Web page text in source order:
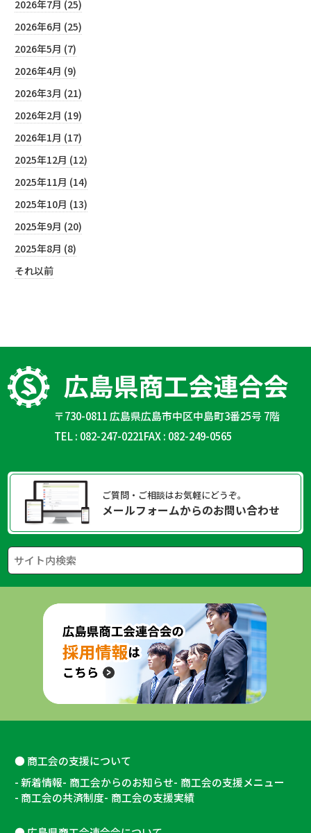
2026年7月 (25)
2026年6月 (25)
2026年5月 (7)
2026年4月 (9)
2026年3月 (21)
2026年2月 (19)
2026年1月 (17)
2025年12月 (12)
2025年11月 (14)
2025年10月 (13)
2025年9月 (20)
2025年8月 (8)
それ以前
〒730-0811 広島県広島市中区中島町3番25号 7階
TEL : 082-247-0221FAX : 082-249-0565
ご質問・ご相談はお気軽にどうぞ。
メールフォームからのお問い合わせ
商工会の支援について
新着情報 商工会からのお知らせ 商工会の支援メニュー
商工会の共済制度 商工会の支援実績